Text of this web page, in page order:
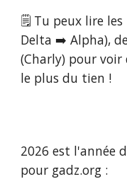
🗒️ Tu peux lire
Delta ➡️ Alpha),
(Charly) pour
le plus du tien !
2026 est l'année
pour gadz.org :